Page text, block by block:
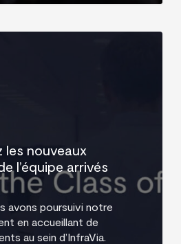
les nouveaux
l’équipe arrivés
avons poursuivi notre
en accueillant de
au sein d’InfraVia.